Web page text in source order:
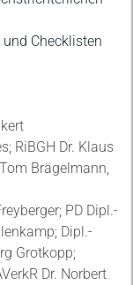
Checklisten
RiBGH Dr. Klaus
Brägelmann,
PD Dipl.-
Dipl.-
Grotkopp;
Dr. Norbert